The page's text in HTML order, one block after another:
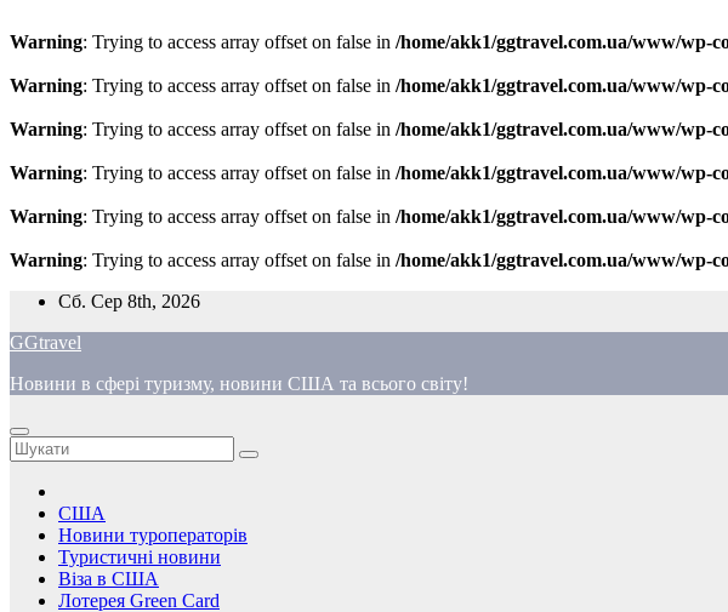
Warning: Trying to access array offset on false in /home/akk1/ggtravel.com.ua/www/wp-
Warning: Trying to access array offset on false in /home/akk1/ggtravel.com.ua/www/wp-
Warning: Trying to access array offset on false in /home/akk1/ggtravel.com.ua/www/wp-
Warning: Trying to access array offset on false in /home/akk1/ggtravel.com.ua/www/wp-
Warning: Trying to access array offset on false in /home/akk1/ggtravel.com.ua/www/wp-
Warning: Trying to access array offset on false in /home/akk1/ggtravel.com.ua/www/wp-
Перейти
вмісту
Сб. Сер 8th, 2026
GGtravel
Новини в сфері туризму, новини США та всього світу!
США
Новини туроператорів
Туристичні новини
Віза в США
Лотерея Green Card